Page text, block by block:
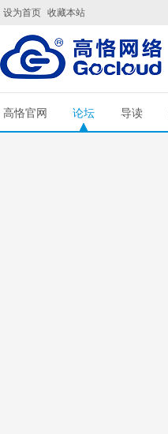
设为首页 收藏本站
高恪官网 论坛 导读